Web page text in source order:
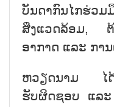
ບັນດາກົນໄກຮ່ວມ
ສິ່ງແວດລ້ອມ, ຕ້
ອາກາດ ແລະ ກາ
ຫວຽດນາມ ໄ
ຮັບຜິດຊອບ ແລະ